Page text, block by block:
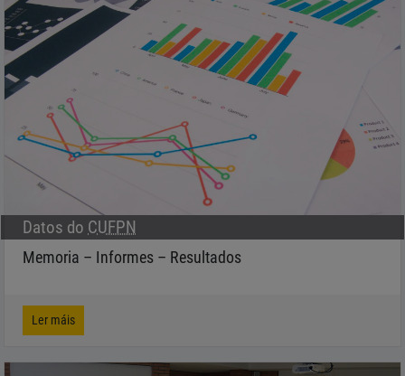
Datos do CUFPN
Memoria – Informes – Resultados
Ler máis